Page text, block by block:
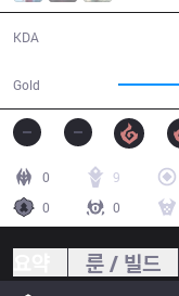
KDA
Gold
0 9
0
0
룬 / 빌드